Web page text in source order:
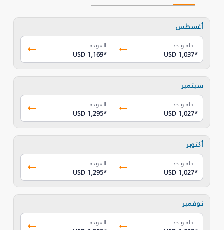
أغسطس
اتجاه واحد
USD 1,037*
العودة
USD 1,169*
سبتمبر
اتجاه واحد
USD 1,027*
العودة
USD 1,295*
أكتوبر
اتجاه واحد
USD 1,027*
العودة
USD 1,295*
نوفمبر
اتجاه واحد العودة